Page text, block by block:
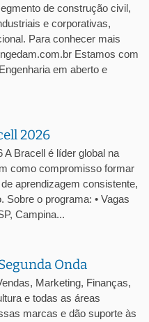
de construção civil,
e corporativas,
Para conhecer mais
Estamos com
em aberto e
2026
A Bracell é líder global na
como compromisso formar
aprendizagem consistente,
Sobre o programa: • Vagas
Campina...
Onda
Marketing, Finanças,
e todas as áreas
marcas e dão suporte às